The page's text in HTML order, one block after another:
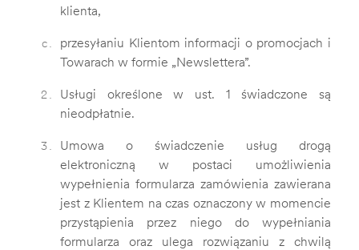
klienta,
przesyłaniu Klientom informacji o promocjach i
Towarach w formie „Newslettera”.
Usługi określone w ust. 1 świadczone są
nieodpłatnie.
Umowa o świadczenie usług drogą
elektroniczną w postaci umożliwienia
wypełnienia formularza zamówienia zawierana
jest z Klientem na czas oznaczony w momencie
przystąpienia przez niego do wypełniania
formularza oraz ulega rozwiązaniu z chwilą